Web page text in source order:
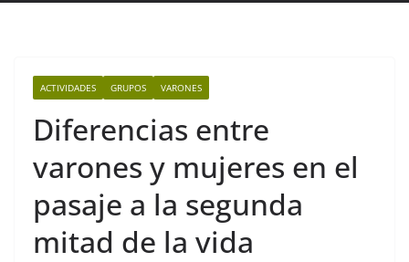
ACTIVIDADES GRUPOS VARONES
Diferencias entre
varones y mujeres en el
pasaje a la segunda
mitad de la vida